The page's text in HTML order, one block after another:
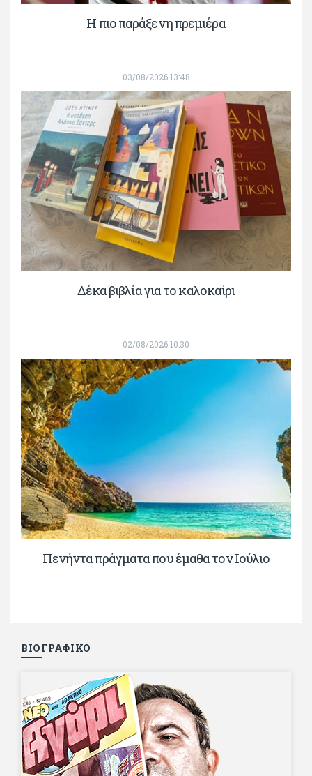
H πιο παράξενη πρεμιέρα
03/08/2026 13:48
Δέκα βιβλία για το καλοκαίρι
02/08/2026 10:30
Πενήντα πράγματα που έμαθα τον Ιούλιο
ΒΙΟΓΡΑΦΙΚΟ